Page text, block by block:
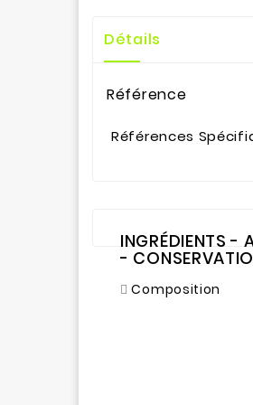
Détails
Référence
Références
INGRÉDIENTS -
-
Composition